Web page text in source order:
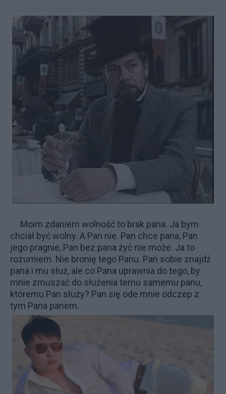
Moim zdaniem wolność to brak pana. Ja bym
chciał być wolny. A Pan nie. Pan chce pana, Pan
jego pragnie, Pan bez pana żyć nie może. Ja to
rozumiem. Nie bronię tego Panu. Pan sobie znajdź
pana i mu służ, ale co Pana uprawnia do tego, by
mnie zmuszać do służenia temu samemu panu,
któremu Pan służy? Pan się ode mnie odczep z
tym Pana panem.